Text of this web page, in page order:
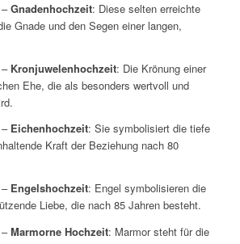
Gnadenhochzeit: Diese selten erreichte
Gnade und den Segen einer langen,
Kronjuwelenhochzeit: Die Krönung einer
Ehe, die als besonders wertvoll und
Eichenhochzeit: Sie symbolisiert die tiefe
Kraft der Beziehung nach 80
Engelshochzeit: Engel symbolisieren die
Liebe, die nach 85 Jahren besteht.
Marmorne Hochzeit: Marmor steht für die